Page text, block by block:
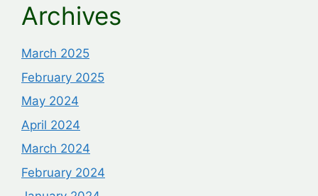
Archives
March 2025
February 2025
May 2024
April 2024
March 2024
February 2024